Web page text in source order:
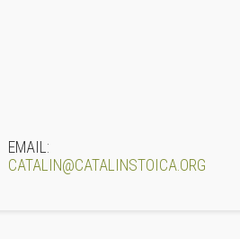
EMAIL:
CATALIN@CATALINSTOICA.ORG